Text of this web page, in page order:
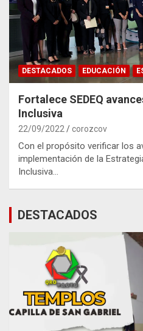
DESTACADOS EDUCACIÓN
Fortalece SEDEQ
Inclusiva
22/09/2022 corozcov
Con el propósito verificar los
implementación de la
Inclusiva…
DESTACADOS